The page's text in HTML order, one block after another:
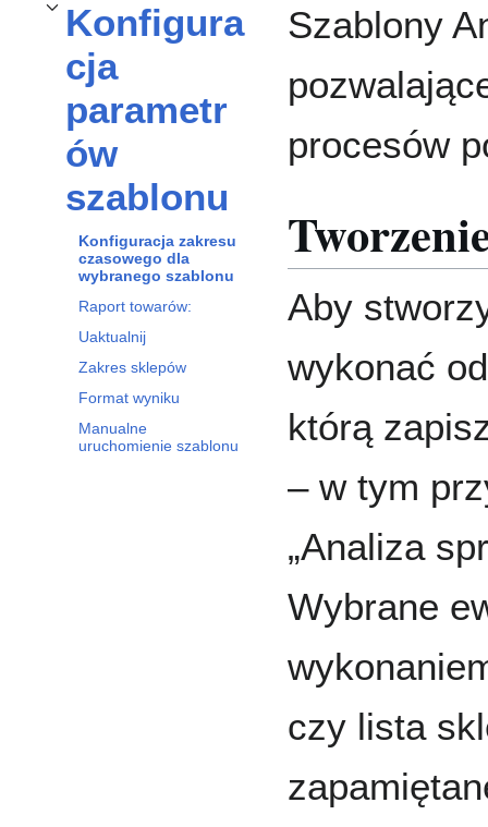
Konfigura
cja
parametr
ów
szablonu
Przełącz podsekcjęKonfiguracja parametrów szablonu
Konfiguracja zakresu
czasowego dla
wybranego szablonu
Raport towarów:
Uaktualnij
Zakres sklepów
Format wyniku
Manualne
uruchomienie szablonu
Szablony
procesów
Aby
wykonać
którą
– w tym
„Analiza
Wybrane
czy lista